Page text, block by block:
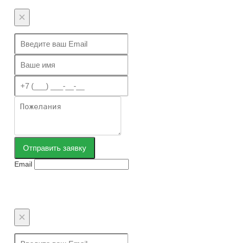
×
Отправить заявку
Email
×